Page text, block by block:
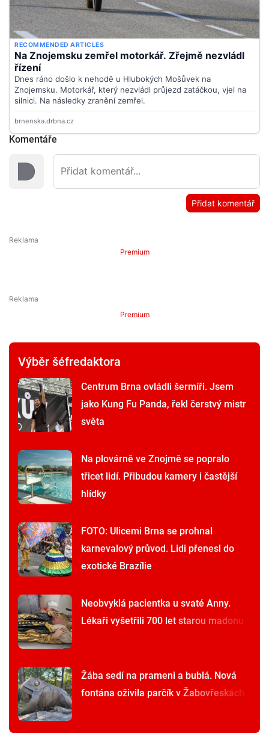
Komentáře
Přidat komentář
Premium
Premium
Výběr šéfredaktora
Centrum Brna ovládli šermíři. Jsem
jako Kung Fu Panda, řekl čerstvý mistr
světa
Na plovárně ve Znojmě se popralo
třicet lidí. Přibudou kamery i častější
hlídky
FOTO: Ulicemi Brna se prohnal
karnevalový průvod. Lidi přenesl do
exotické Brazílie
Neobvyklá pacientka u svaté Anny.
Lékaři vyšetřili 700 let starou madonu
Žába sedí na prameni a bublá. Nová
fontána oživila parčík v Žabovřeskách